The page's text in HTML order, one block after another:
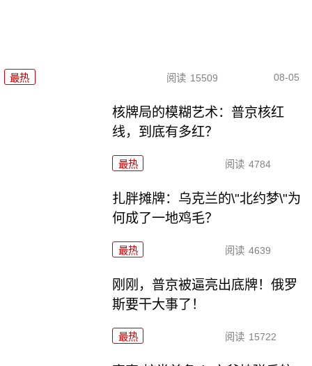
最热 阅读 15509 08-05
核牌局的模糊艺术：普京核红
线，到底有多红？
最热 阅读 4784
扎胖摊牌：乌克兰的\"北约梦\"为
何成了一地鸡毛？
最热 阅读 4639
刚刚，普京被逼亮出底牌！俄罗
斯要干大事了！
最热 阅读 15722